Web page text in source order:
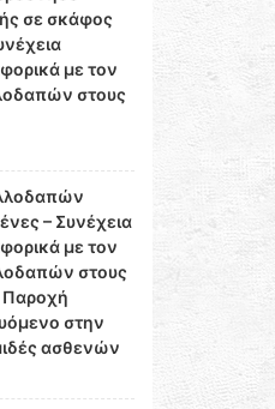
σε σκάφος
με τον
στους
– Συνέχεια
με τον
στους
Παροχή
στην
ασθενών